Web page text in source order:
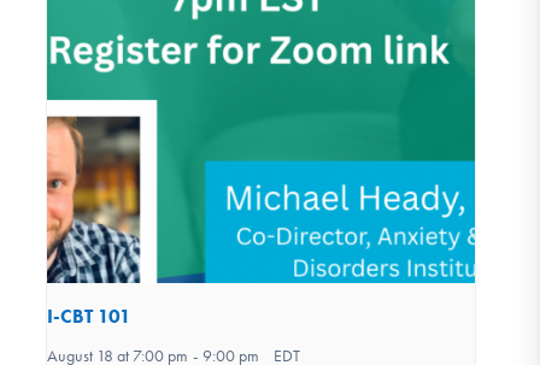
I-CBT 101
August 18 at 7:00 pm - 9:00 pm EDT